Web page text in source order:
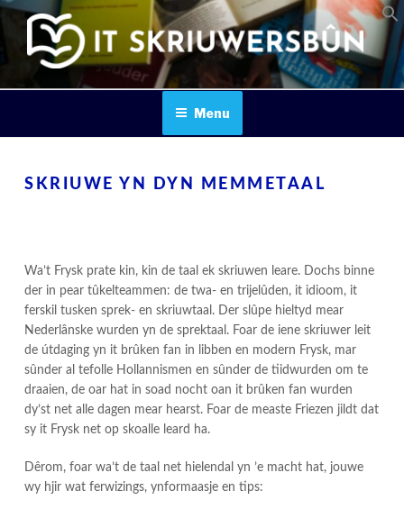
Skip
content
IT SKRIUWERSBOUN
Menu
SKRIUWE YN DYN MEMMETAAL
Wa’t Frysk prate kin, kin de taal ek skriuwen leare. Dochs binne
der in pear tûkelteammen: de twa- en trijelûden, it idioom, it
ferskil tusken sprek- en skriuwtaal. Der slûpe hieltyd mear
Nederlânske wurden yn de sprektaal. Foar de iene skriuwer leit
de útdaging yn it brûken fan in libben en modern Frysk, mar
sûnder al tefolle Hollannismen en sûnder de tiidwurden om te
draaien, de oar hat in soad nocht oan it brûken fan wurden
dy’st net alle dagen mear hearst. Foar de measte Friezen jildt dat
sy it Frysk net op skoalle leard ha.
Dêrom, foar wa’t de taal net hielendal yn ’e macht hat, jouwe
wy hjir wat ferwizings, ynformaasje en tips: